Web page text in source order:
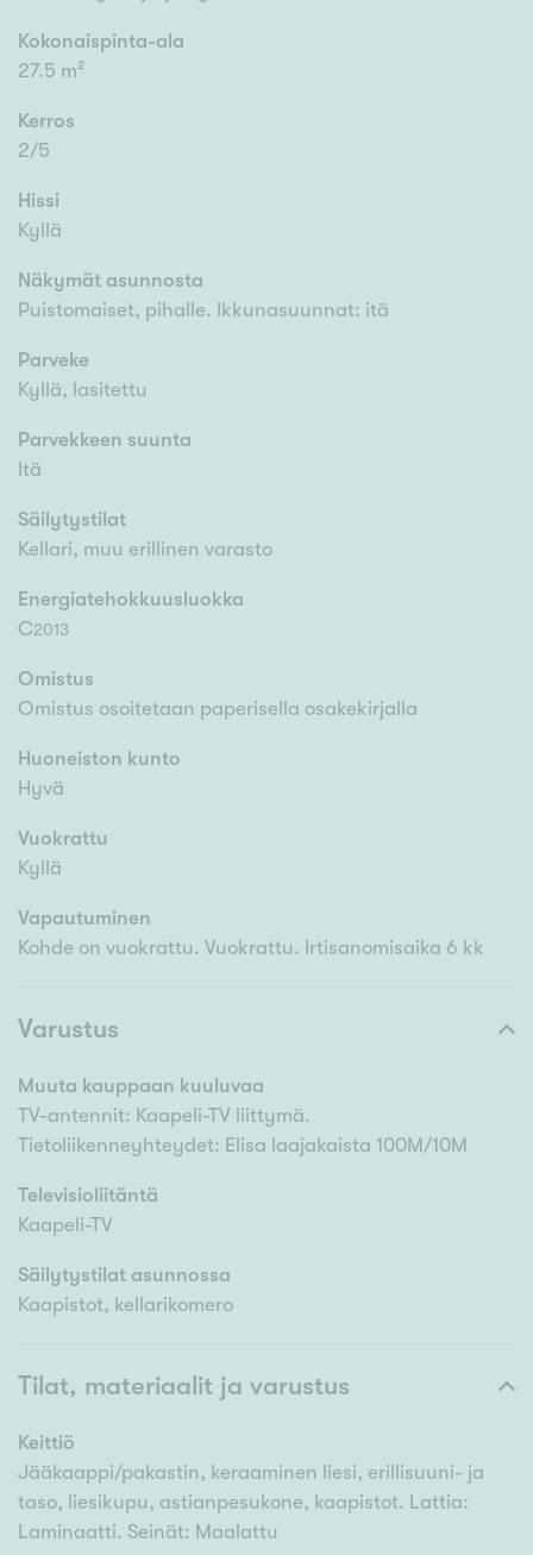
Kokonaispinta-ala
27.5 m²
Kerros
2/5
Hissi
Kyllä
Näkymät asunnosta
Puistomaiset, pihalle. Ikkunasuunnat: itä
Parveke
Kyllä, lasitettu
Parvekkeen suunta
Itä
Säilytystilat
Kellari, muu erillinen varasto
Energiatehokkuusluokka
C2013
Omistus
Omistus osoitetaan paperisella osakekirjalla
Huoneiston kunto
Hyvä
Vuokrattu
Kyllä
Vapautuminen
Kohde on vuokrattu. Vuokrattu. Irtisanomisaika 6 kk
Varustus
Muuta kauppaan kuuluvaa
TV-antennit: Kaapeli-TV liittymä.
Tietoliikenneyhteydet: Elisa laajakaista 100M/10M
Televisioliitäntä
Kaapeli-TV
Säilytystilat asunnossa
Kaapistot, kellarikomero
Tilat, materiaalit ja varustus
Keittiö
Jääkaappi/pakastin, keraaminen liesi, erillisuuni- ja
taso, liesikupu, astianpesukone, kaapistot. Lattia:
Laminaatti. Seinät: Maalattu